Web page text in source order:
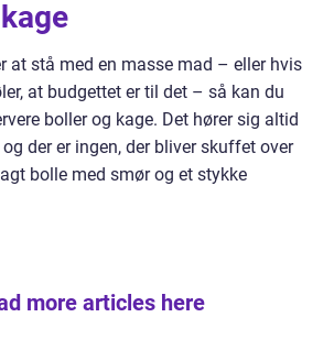
at stå med en masse mad – eller hvis
at budgettet er til det – så kan du
boller og kage. Det hører sig altid
der er ingen, der bliver skuffet over
bolle med smør og et stykke
more articles here